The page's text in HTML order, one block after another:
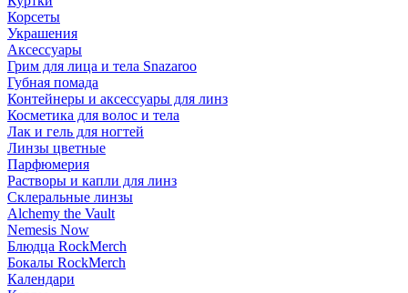
Корсеты
Украшения
Аксессуары
Грим для лица и тела Snazaroo
Губная помада
Контейнеры и аксессуары для линз
Косметика для волос и тела
Лак и гель для ногтей
Линзы цветные
Парфюмерия
Растворы и капли для линз
Склеральные линзы
Alchemy the Vault
Nemesis Now
Блюдца RockMerch
Бокалы RockMerch
Календари